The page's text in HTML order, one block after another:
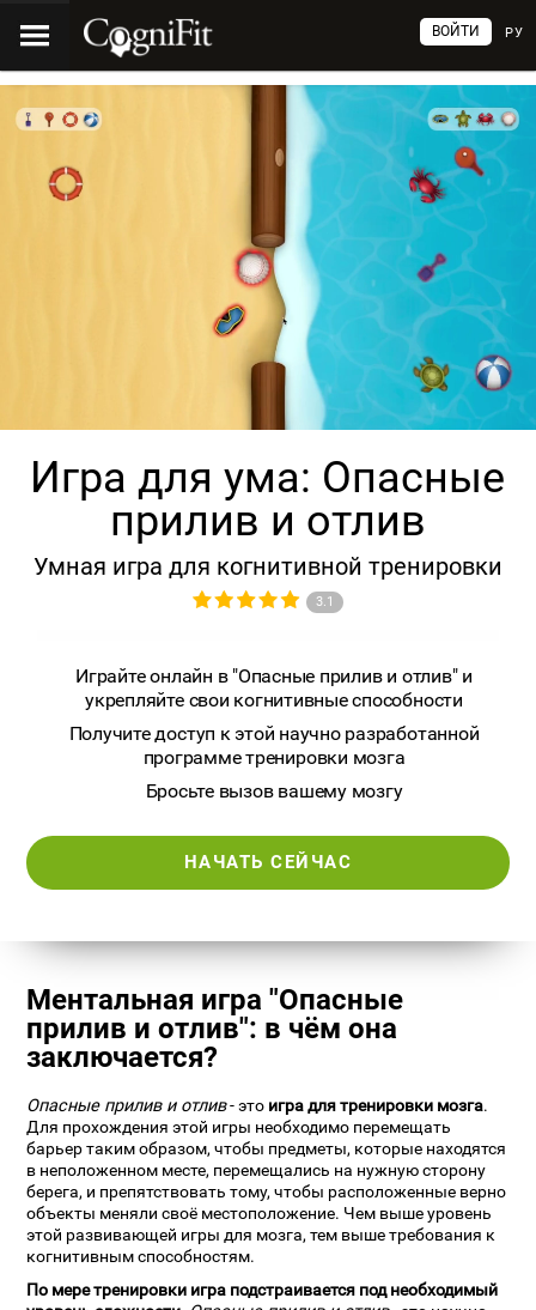
РУ
ВОЙТИ
Игра для ума: Опасные
прилив и отлив
Умная игра для когнитивной тренировки
3.1
Играйте онлайн в "Опасные прилив и отлив" и
укрепляйте свои когнитивные способности
Получите доступ к этой научно разработанной
программе тренировки мозга
Бросьте вызов вашему мозгу
НАЧАТЬ СЕЙЧАС
Ментальная игра "Опасные
прилив и отлив": в чём она
заключается?
Опасные прилив и отлив- это игра для тренировки мозга.
Для прохождения этой игры необходимо перемещать
барьер таким образом, чтобы предметы, которые находятся
в неположенном месте, перемещались на нужную сторону
берега, и препятствовать тому, чтобы расположенные верно
объекты меняли своё местоположение. Чем выше уровень
этой развивающей игры для мозга, тем выше требования к
когнитивным способностям.
По мере тренировки игра подстраивается под необходимый